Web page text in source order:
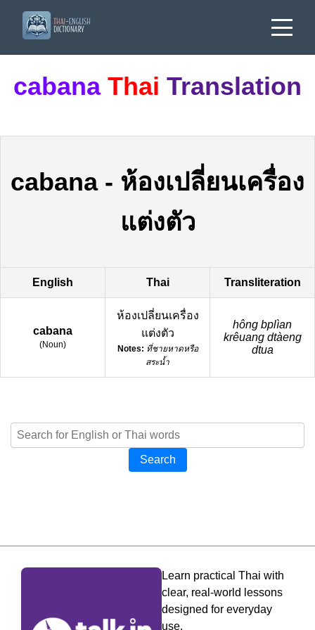
cabana Thai Translation
cabana- ห้องเปลี่ยนเครื่อง
แต่งตัว
English Thai Transliteration
cabana
(Noun)
ห้องเปลี่ยนเครื่อง
แต่งตัว
Notes: ที่ชายหาดหรือ
สระน้ำ
hông bplìan
krêuang dtàeng
dtua
Search
Learn practical Thai with
clear, real-world lessons
designed for everyday
use.